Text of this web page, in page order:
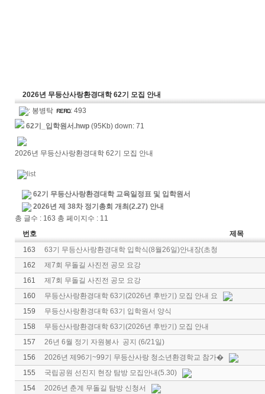
2026년 무등산사랑환경대학 62기 모집 안내
: 봉병탁
: 493
62기_입학원서.hwp(95Kb) down: 71
2026년 무등산사랑환경대학 62기 모집 안내
62기 무등산사랑환경대학 교육일정표 및 입학원서
2026년 제 38차 정기총회 개최(2.27) 안내
총 글수 : 163 총 페이지수 : 11
번호
제목
163
63기 무등산사랑환경대학 입학식(8월26일)안내장(초청
162
제7회 무돌길 사진전 공모 요강
161
제7회 무돌길 사진전 공모 요강
160
무등산사랑환경대학 63기(2026년 후반기) 모집 안내 요
159
무등산사랑환경대학 63기 입학원서 양식
158
무등산사랑환경대학 63기(2026년 후반기) 모집 안내
157
26년 6월 정기 자원봉사 공지 (6/21일)
156
2026년 제96기~99기 무등산사랑 청소년환경학교 참가�
155
국립공원 선진지 현장 탐방 모집안내(5.30)
154
2026년 춘계 무돌길 탐방 신청서